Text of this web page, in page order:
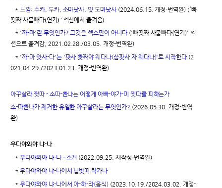
* 느낌: 수카, 두카, 소마낫사, 및 도마낫사 (2024.06.15. 개정-번역완) (‘빠
띳짜 사뭅빠다(연기)’ 섹션에서 옮겨옴)
* '까-마'란 무엇인가? 그것은 섹스만이 아니다 ('빠띳짜 사뭅빠다(연기)' 섹
션으로 옮겨감, 2021.02.28./03.05. 개정-번역완)
* '까-마 앗사-다'는 '팟사 빳짜야 웨다나(삼팟사 자 웨다나)'로 시작한다 (2
021.04.29./2023.01.23. 개정-번역완)
아꾸살라 찟따 - 소따-빤나는 어떻게 아빠-야가-미 찟따를 피하는가
소-따빤나가 제거한 유일한 아꾸살라는 무엇인가? (2026.05.30. 개정-번역
완)
우다야와야 냐-나
*우다야와야 냐-나 - 소개 (2022.09.25. 재작성-번역완)
*우다야와야 냐-나에서 닙밧띠 락카나
*우다야와야 냐-나에서 아-하-라(음식) (2023.10.19./2024.03.02. 개정-